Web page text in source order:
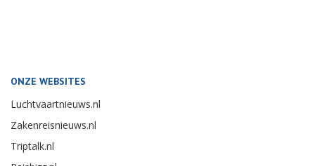
ONZE WEBSITES
Luchtvaartnieuws.nl
Zakenreisnieuws.nl
Triptalk.nl